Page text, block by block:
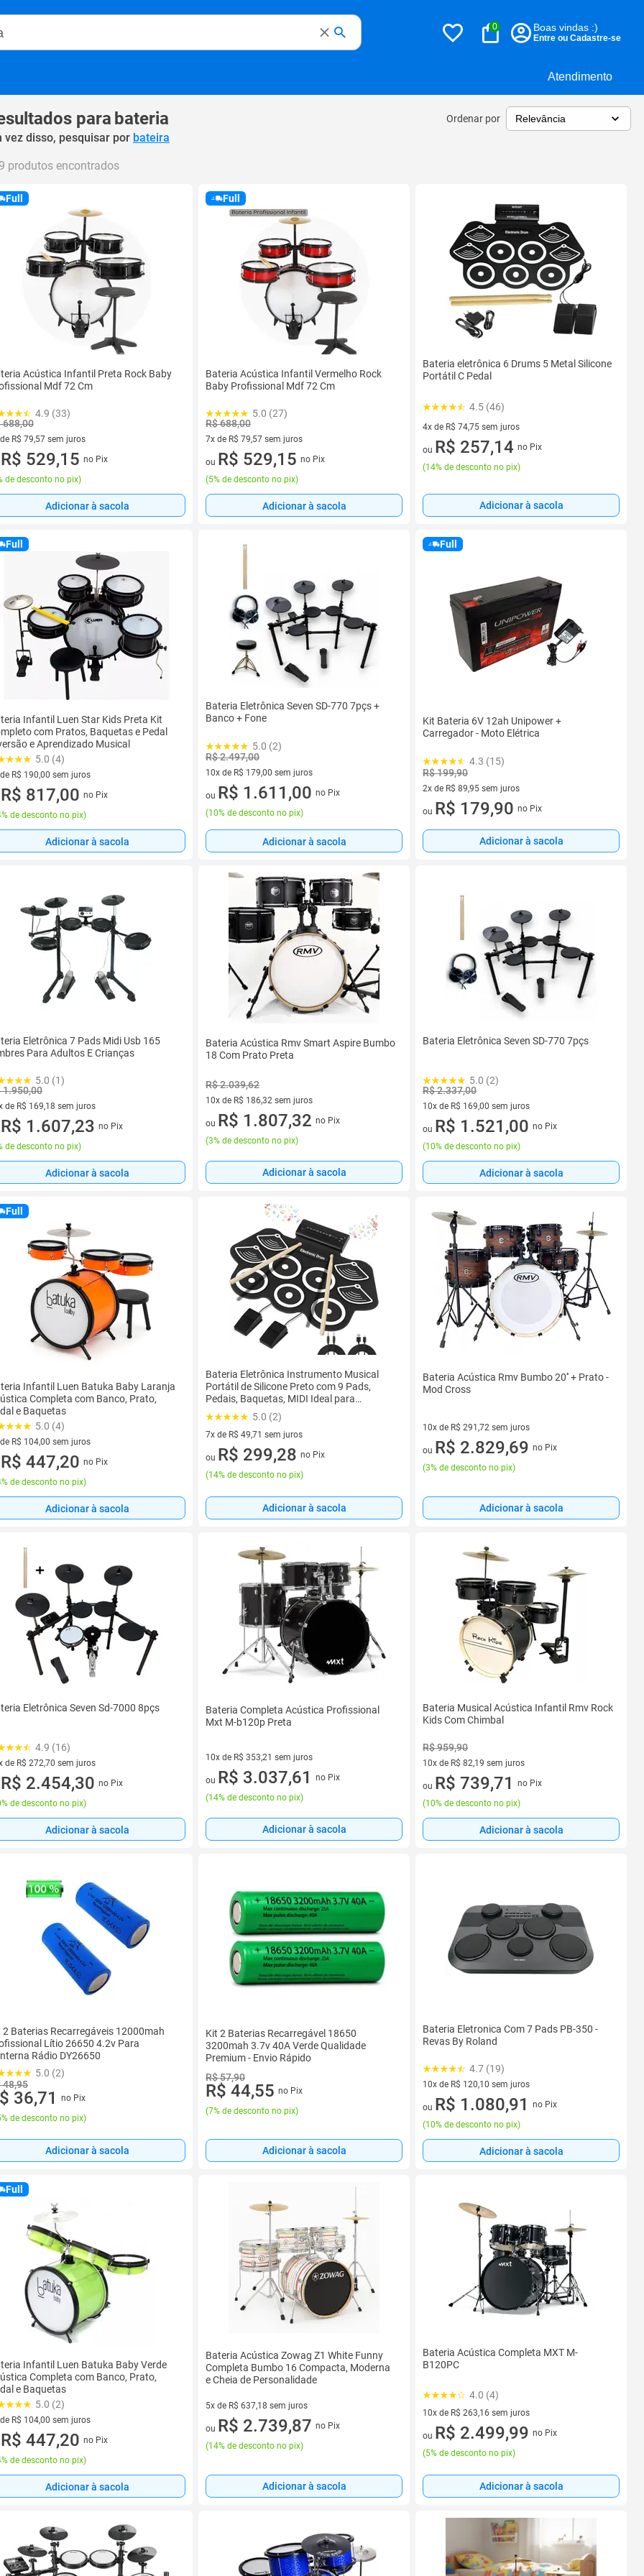
Atendimento
Magalu
0 Boas vindas :)
Entre ou Cadastre-se
para bateria Ordenar por
vez disso, pesquisar por bateira
produtos encontrados
Full
Acústica Infantil Preta Rock Baby
Mdf 72 Cm
4.9 (33)
688,00
R$ 79,57 sem juros
de R$ 79,57 sem juros
R$ 529,15 no Pix
de desconto no pix)
Adicionar à sacola
Full
Bateria Acústica Infantil Vermelho Rock
Baby Profissional Mdf 72 Cm
5.0 (27)
R$ 688,00
7x de R$ 79,57 sem juros
7 vez de R$ 79,57 sem juros
ou R$ 529,15 no Pix
(5% de desconto no pix)
Adicionar à sacola
Bateria eletrônica 6 Drums 5 Metal Silicone
Portátil C Pedal
4.5 (46)
4x de R$ 74,75 sem juros
4 vez de R$ 74,75 sem juros
ou R$ 257,14 no Pix
(14% de desconto no pix)
Adicionar à sacola
Full
Infantil Luen Star Kids Preta Kit
com Pratos, Baquetas e Pedal
e Aprendizado Musical
5.0 (4)
R$ 190,00 sem juros
de R$ 190,00 sem juros
R$ 817,00 no Pix
de desconto no pix)
Adicionar à sacola
Bateria Eletrônica Seven SD-770 7pçs +
Banco + Fone
5.0 (2)
R$ 2.497,00
10x de R$ 179,00 sem juros
10 vez de R$ 179,00 sem juros
ou R$ 1.611,00 no Pix
(10% de desconto no pix)
Adicionar à sacola
Full
Kit Bateria 6V 12ah Unipower +
Carregador - Moto Elétrica
4.3 (15)
R$ 199,90
2x de R$ 89,95 sem juros
2 vez de R$ 89,95 sem juros
ou R$ 179,90 no Pix
Adicionar à sacola
Eletrônica 7 Pads Midi Usb 165
Para Adultos E Crianças
5.0 (1)
1.950,00
de R$ 169,18 sem juros
vez de R$ 169,18 sem juros
R$ 1.607,23 no Pix
de desconto no pix)
Adicionar à sacola
Bateria Acústica Rmv Smart Aspire Bumbo
18 Com Prato Preta
R$ 2.039,62
10x de R$ 186,32 sem juros
10 vez de R$ 186,32 sem juros
ou R$ 1.807,32 no Pix
(3% de desconto no pix)
Adicionar à sacola
Bateria Eletrônica Seven SD-770 7pçs
5.0 (2)
R$ 2.337,00
10x de R$ 169,00 sem juros
10 vez de R$ 169,00 sem juros
ou R$ 1.521,00 no Pix
(10% de desconto no pix)
Adicionar à sacola
Full
Infantil Luen Batuka Baby Laranja
Completa com Banco, Prato,
e Baquetas
5.0 (4)
R$ 104,00 sem juros
de R$ 104,00 sem juros
R$ 447,20 no Pix
de desconto no pix)
Adicionar à sacola
Bateria Eletrônica Instrumento Musical
Portátil de Silicone Preto com 9 Pads,
Pedais, Baquetas, MIDI Ideal para
iniciantes, Músicos, Prática Musical e
5.0 (2)
7x de R$ 49,71 sem juros
7 vez de R$ 49,71 sem juros
ou R$ 299,28 no Pix
(14% de desconto no pix)
Adicionar à sacola
Bateria Acústica Rmv Bumbo 20'' + Prato -
Mod Cross
10x de R$ 291,72 sem juros
10 vez de R$ 291,72 sem juros
ou R$ 2.829,69 no Pix
(3% de desconto no pix)
Adicionar à sacola
Eletrônica Seven Sd-7000 8pçs
4.9 (16)
de R$ 272,70 sem juros
vez de R$ 272,70 sem juros
R$ 2.454,30 no Pix
de desconto no pix)
Adicionar à sacola
Bateria Completa Acústica Profissional
Mxt M-b120p Preta
10x de R$ 353,21 sem juros
10 vez de R$ 353,21 sem juros
ou R$ 3.037,61
no Pix
(14% de desconto no pix)
Adicionar à sacola
Bateria Musical Acústica Infantil Rmv Rock
Kids Com Chimbal
R$ 959,90
10x de R$ 82,19 sem juros
10 vez de R$ 82,19 sem juros
ou R$ 739,71
no Pix
(10% de desconto no pix)
Adicionar à sacola
2 Baterias Recarregáveis 12000mah
Lítio 26650 4.2v Para
Rádio DY26650
5.0 (2)
48,95
36,71
no Pix
de desconto no pix)
Adicionar à sacola
Kit 2 Baterias Recarregável 18650
3200mah 3.7v 40A Verde Qualidade
Premium - Envio Rápido
R$ 57,90
R$ 44,55 no Pix
(7% de desconto no pix)
Adicionar à sacola
Bateria Eletronica Com 7 Pads PB-350 -
Revas By Roland
4.7 (19)
10x de R$ 120,10 sem juros
10 vez de R$ 120,10 sem juros
ou R$ 1.080,91
no Pix
(10% de desconto no pix)
Adicionar à sacola
Full
Infantil Luen Batuka Baby Verde
Completa com Banco, Prato,
e Baquetas
5.0 (2)
R$ 104,00 sem juros
de R$ 104,00 sem juros
R$ 447,20 no Pix
de desconto no pix)
Adicionar à sacola
Bateria Acústica Zowag Z1 White Funny
Completa Bumbo 16 Compacta, Moderna
e Cheia de Personalidade
5x de R$ 637,18 sem juros
5 vez de R$ 637,18 sem juros
ou R$ 2.739,87 no Pix
(14% de desconto no pix)
Adicionar à sacola
Bateria Acústica Completa MXT M-
B120PC
4.0 (4)
10x de R$ 263,16 sem juros
10 vez de R$ 263,16 sem juros
ou R$ 2.499,99 no Pix
(5% de desconto no pix)
Adicionar à sacola